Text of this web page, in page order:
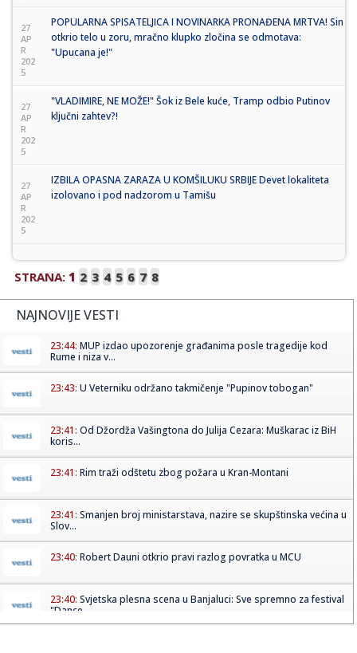
27
AP
R
202
5
POPULARNA SPISATELJICA I NOVINARKA PRONAĐENA MRTVA! Sin
otkrio telo u zoru, mračno klupko zločina se odmotava:
"Upucana je!"
27
AP
R
202
5
"VLADIMIRE, NE MOŽE!" Šok iz Bele kuće, Tramp odbio Putinov
ključni zahtev?!
27
AP
R
202
5
IZBILA OPASNA ZARAZA U KOMŠILUKU SRBIJE Devet lokaliteta
izolovano i pod nadzorom u Tamišu
STRANA: 1 2 3 4 5 6 7 8
NAJNOVIJE VESTI
23:44: MUP izdao upozorenje građanima posle tragedije kod
Rume i niza v...
23:43: U Veterniku održano takmičenje "Pupinov tobogan"
23:41: Od Džordža Vašingtona do Julija Cezara: Muškarac iz BiH
koris...
23:41: Rim traži odštetu zbog požara u Kran-Montani
23:41: Smanjen broj ministarstava, nazire se skupštinska većina u
Slov...
23:40: Robert Dauni otkrio pravi razlog povratka u MCU
23:40: Svjetska plesna scena u Banjaluci: Sve spremno za festival
"Dance...